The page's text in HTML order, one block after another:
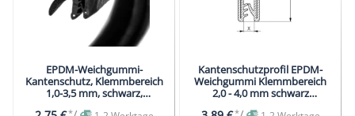
EPDM-Weichgummi-
Kantenschutz, Klemmbereich
1,0-3,5 mm, schwarz,
*
Kantenschutzprofil EPDM-
Weichgummi Klemmbereich
2,0 - 4,0 mm schwarz
*